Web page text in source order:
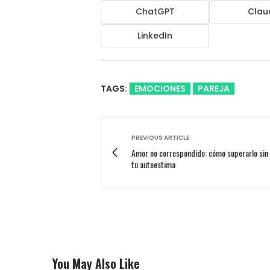
ChatGPT
LinkedIn
TAGS: EMOCIONES PAREJA
PREVIOUS ARTICLE
Amor no correspondido: cómo superarlo
tu autoestima
You May Also Like